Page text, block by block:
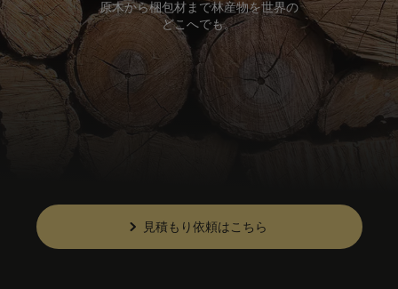
原木から梱包材まで林産物を世界の
どこへでも。
見積もり依頼はこちら